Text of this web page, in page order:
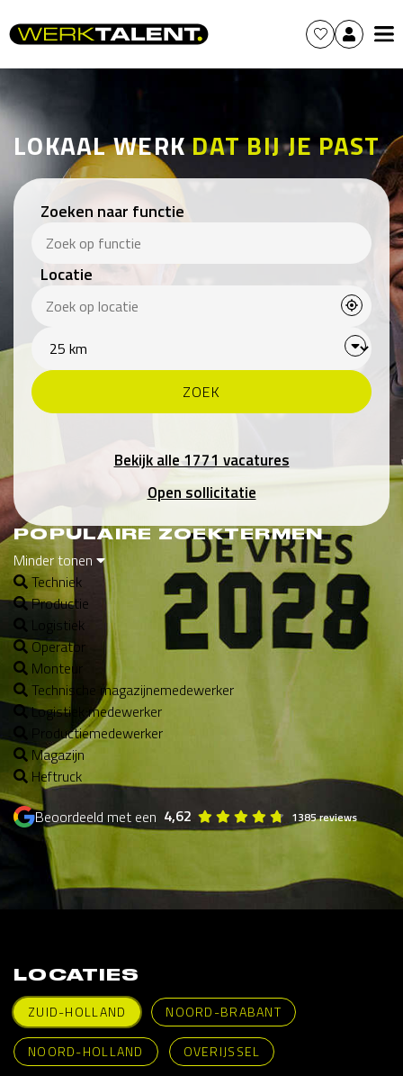
LOKAAL WERKDAT BIJ JE PAST
Zoeken naar functie
Locatie
Bekijk alle 1771 vacatures
Open sollicitatie
POPULAIRE ZOEKTERMEN
Minder tonen
Techniek
Productie
Logistiek
Operator
Monteur
Technische magazijnemedewerker
Logistiek medewerker
Productiemedewerker
Magazijn
Heftruck
Beoordeeld met een 4,62 1385 reviews
LOCATIES
ZUID-HOLLAND
NOORD-BRABANT
NOORD-HOLLAND OVERIJSSEL